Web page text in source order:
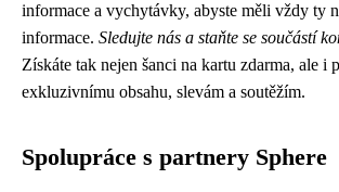
informace a vychytávky, abyste měli vždy ty
informace. Sledujte nás a staňte se součástí
Získáte tak nejen šanci na kartu zdarma, ale i
exkluzivnímu obsahu, slevám a soutěžím.
Spolupráce s partnery Sphere